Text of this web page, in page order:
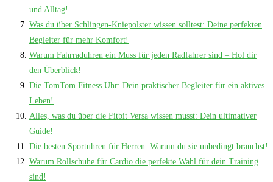
und Alltag!
Was du über Schlingen-Kniepolster wissen solltest: Deine perfekten
Begleiter für mehr Komfort!
Warum Fahrraduhren ein Muss für jeden Radfahrer sind – Hol dir
den Überblick!
Die TomTom Fitness Uhr: Dein praktischer Begleiter für ein aktives
Leben!
Alles, was du über die Fitbit Versa wissen musst: Dein ultimativer
Guide!
Die besten Sportuhren für Herren: Warum du sie unbedingt brauchst!
Warum Rollschuhe für Cardio die perfekte Wahl für dein Training
sind!